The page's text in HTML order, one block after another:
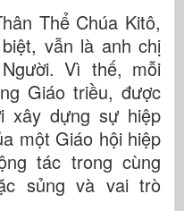
Thể Chúa Kitô,
vẫn là anh chị
Vì thế, mỗi
Giáo triều, được
xây dựng sự hiệp
một Giáo hội hiệp
tác trong cùng
sủng và vai trò